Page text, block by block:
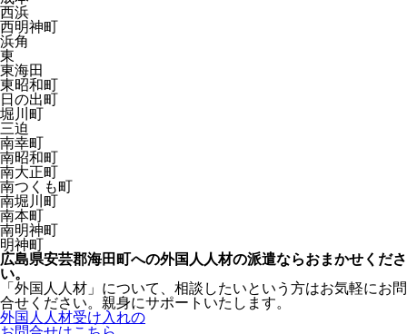
西浜
西明神町
浜角
東
東海田
東昭和町
日の出町
堀川町
三迫
南幸町
南昭和町
南大正町
南つくも町
南堀川町
南本町
南明神町
明神町
広島県安芸郡海田町への外国人人材の派遣ならおまかせくださ
い。
「外国人人材」について、相談したいという方はお気軽にお問
合せください。親身にサポートいたします。
外国人人材受け入れの